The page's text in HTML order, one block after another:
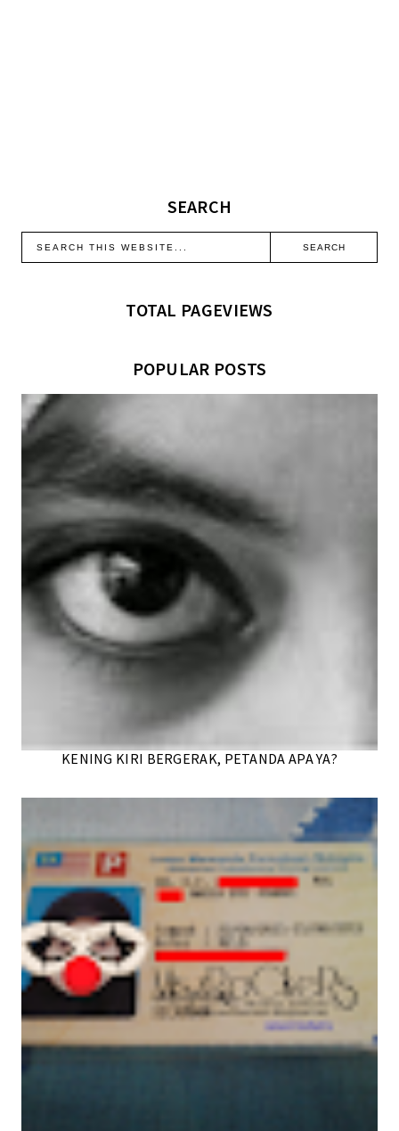
SEARCH
TOTAL PAGEVIEWS
POPULAR POSTS
KENING KIRI BERGERAK, PETANDA APA YA?